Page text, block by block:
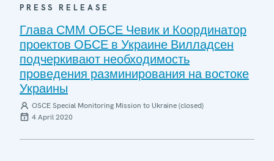
PRESS RELEASE
Глава СММ ОБСЕ Чевик и Координатор
проектов ОБСЕ в Украине Вилладсен
подчеркивают необходимость
проведения разминирования на востоке
Украины
OSCE Special Monitoring Mission to Ukraine (closed)
4 April 2020